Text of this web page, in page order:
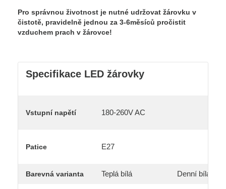
Pro správnou životnost je nutné udržovat žárovku v
čistotě, pravidelně jednou za 3-6měsíců pročistit
vzduchem prach v žárovce!
Specifikace LED žárovky
Vstupní napětí 180-260V AC
Patice E27
Barevná varianta Teplá bílá Denní bílá